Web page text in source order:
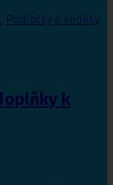
, Podložky a sedáky
k